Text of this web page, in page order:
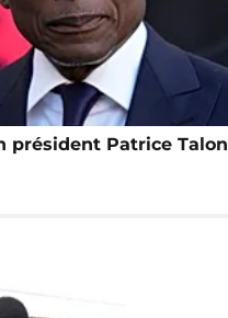
président Patrice